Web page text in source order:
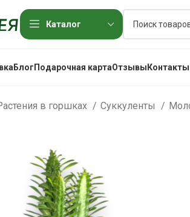
Каталог
Блог Подарочная картаОтзывы Контакты
в горшках Суккуленты